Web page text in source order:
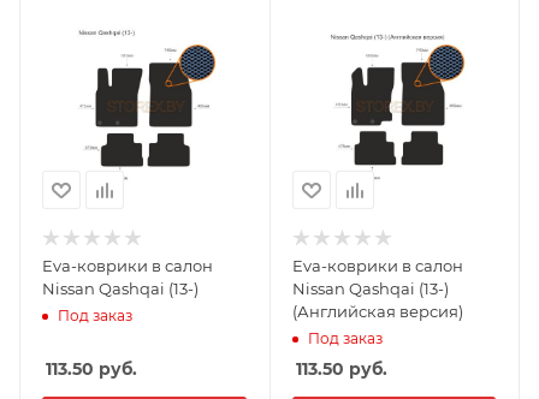
Eva-коврики в салон
Nissan Qashqai (13-)
Под заказ
113.50 руб.
Eva-коврики в салон
Nissan Qashqai (13-)
(Английская версия)
Под заказ
113.50 руб.